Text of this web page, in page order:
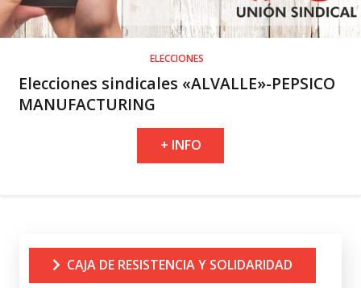
ELECCIONES
Elecciones sindicales «ALVALLE»-PEPSICO
MANUFACTURING
+ INFO
CAJA DE RESISTENCIA Y SOLIDARIDAD